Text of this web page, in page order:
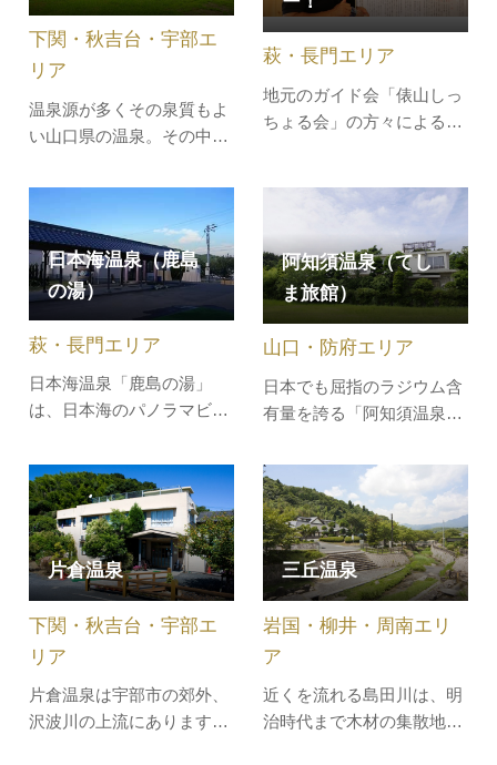
ち身、疲労回復など
温泉源が多くその泉質もよ
い山口県の温泉。その中
されるのが、江汐の天然温
泉です。無色透明な源泉
は、｢つるつるっ｣とした感
触が特徴のpH8.6アルカリ
性。泉質は美人の湯として
も効能があります。体に優
しい冷鉱泉で 毎分９０㍑わ
き出ている ｢…
下関・秋吉台・宇部エ
リア
地元のガイド会「俵山しっ
ちょる会」の方々による温
山温泉を知り尽くした“俵山
マスター”たちが、軽妙なト
ークで俵山温泉の魅力や歴
史、文化を楽しく語ってく
れます。歩いて学んで笑っ
たあとは、温泉街…
萩・長門エリア
日本海温泉（鹿島
の湯）
日本海温泉「鹿島の湯」
は、日本海のパノラマビュ
日本海に沈む夕日を眺望し
ながら入ることができる、
「２階に浴室のある温泉」
です。また男女ともサウナ
室を完備いたしておりま
す。営業中は自由にご利用
頂けます。（利用料金に含
まれています…
萩・長門エリア
阿知須温泉（てし
ま旅館）
日本でも屈指のラジウム含
有量を誇る「阿知須温泉」
帯にあります。リューマ
チ、神経系統諸病に効能が
ある無色透明の単純弱放射
能冷鉱泉です。周辺には、
西日本最大のゴルフ場や山
口きらら博記念公園などが
あります。
山口・防府エリア
片倉温泉
片倉温泉は宇部市の郊外、
沢波川の上流にあります。
下関・秋吉台・宇部エ
リア
三丘温泉
近くを流れる島田川は、明
治時代まで木材の集散地と
岩国・柳井・周南エリ
ア